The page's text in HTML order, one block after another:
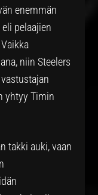
enemmän
pelaajien
niin Steelers
yhtyy Timin
takki auki, vaan